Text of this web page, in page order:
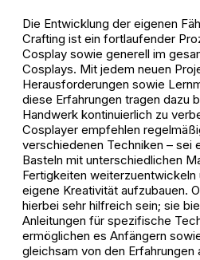
Die Entwicklung der eigenen
Crafting ist ein fortlaufender
Cosplay sowie generell im
Cosplays. Mit jedem neuen
Herausforderungen sowie
diese Erfahrungen tragen dazu
Handwerk kontinuierlich zu
Cosplayer empfehlen
verschiedenen Techniken – sei
Basteln mit unterschiedlichen
Fertigkeiten weiterzuentwickeln
eigene Kreativität aufzubauen.
hierbei sehr hilfreich sein; sie
Anleitungen für spezifische
ermöglichen es Anfängern
gleichsam von den